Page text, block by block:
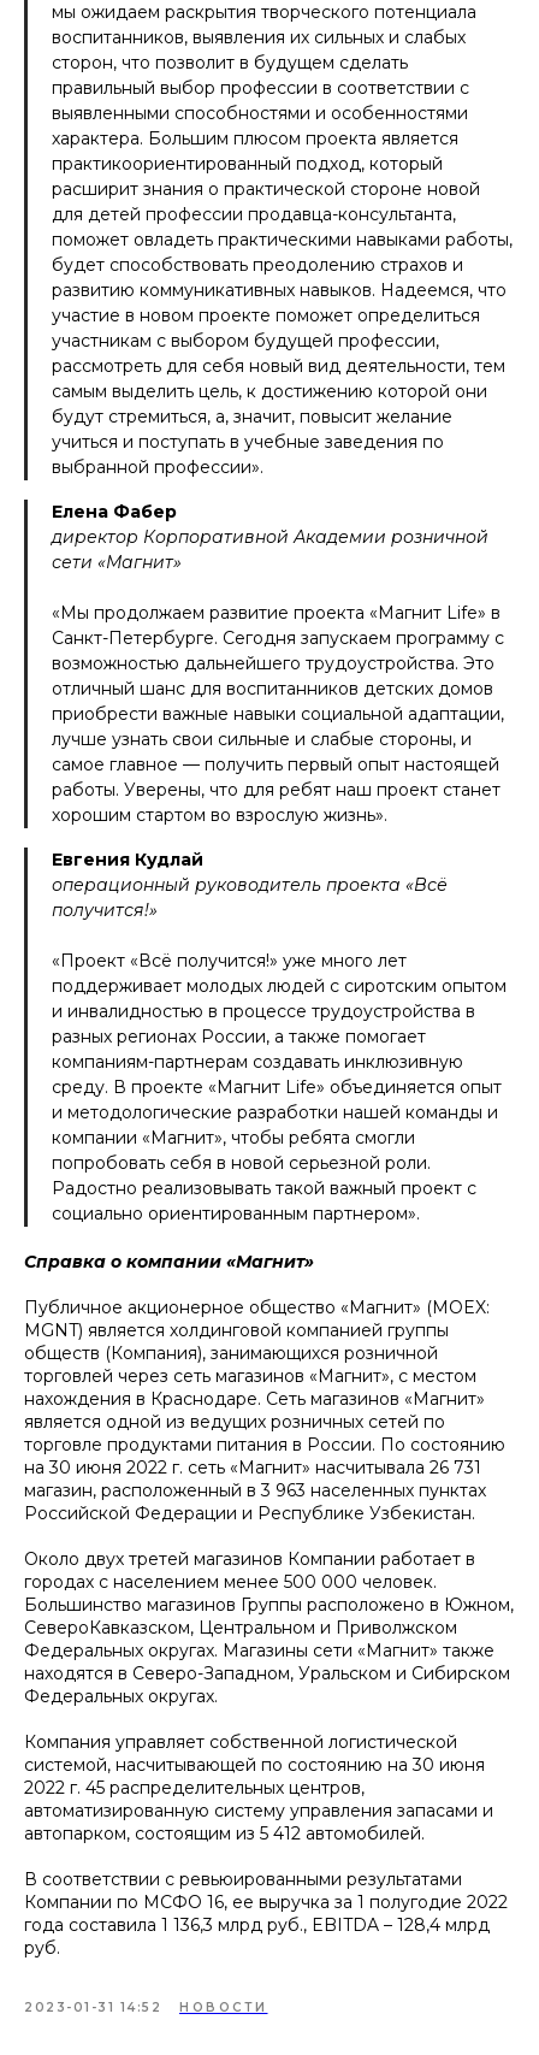
мы ожидаем раскрытия творческого потенциала
воспитанников, выявления их сильных и слабых
сторон, что позволит в будущем сделать
правильный выбор профессии в соответствии с
выявленными способностями и особенностями
характера. Большим плюсом проекта является
практикоориентированный подход, который
расширит знания о практической стороне новой
для детей профессии продавца-консультанта,
поможет овладеть практическими навыками работы,
будет способствовать преодолению страхов и
развитию коммуникативных навыков. Надеемся, что
участие в новом проекте поможет определиться
участникам с выбором будущей профессии,
рассмотреть для себя новый вид деятельности, тем
самым выделить цель, к достижению которой они
будут стремиться, а, значит, повысит желание
учиться и поступать в учебные заведения по
выбранной профессии».
Елена Фабер
директор Корпоративной Академии розничной
сети «Магнит»
«Мы продолжаем развитие проекта «Магнит Life» в
Санкт-Петербурге. Сегодня запускаем программу с
возможностью дальнейшего трудоустройства. Это
отличный шанс для воспитанников детских домов
приобрести важные навыки социальной адаптации,
лучше узнать свои сильные и слабые стороны, и
самое главное — получить первый опыт настоящей
работы. Уверены, что для ребят наш проект станет
хорошим стартом во взрослую жизнь».
Евгения Кудлай
операционный руководитель проекта «Всё
получится!»
«Проект «Всё получится!» уже много лет
поддерживает молодых людей с сиротским опытом
и инвалидностью в процессе трудоустройства в
разных регионах России, а также помогает
компаниям-партнерам создавать инклюзивную
среду. В проекте «Магнит Life» объединяется опыт
и методологические разработки нашей команды и
компании «Магнит», чтобы ребята смогли
попробовать себя в новой серьезной роли.
Радостно реализовывать такой важный проект с
социально ориентированным партнером».
Справка о компании «Магнит»
Публичное акционерное общество «Магнит» (MOEX:
MGNT) является холдинговой компанией группы
обществ (Компания), занимающихся розничной
торговлей через сеть магазинов «Магнит», с местом
нахождения в Краснодаре. Сеть магазинов «Магнит»
является одной из ведущих розничных сетей по
торговле продуктами питания в России. По состоянию
на 30 июня 2022 г. сеть «Магнит» насчитывала 26 731
магазин, расположенный в 3 963 населенных пунктах
Российской Федерации и Республике Узбекистан.
Около двух третей магазинов Компании работает в
городах с населением менее 500 000 человек.
Большинство магазинов Группы расположено в Южном,
СевероКавказском, Центральном и Приволжском
Федеральных округах. Магазины сети «Магнит» также
находятся в Северо-Западном, Уральском и Сибирском
Федеральных округах.
Компания управляет собственной логистической
системой, насчитывающей по состоянию на 30 июня
2022 г. 45 распределительных центров,
автоматизированную систему управления запасами и
автопарком, состоящим из 5 412 автомобилей.
В соответствии с ревьюированными результатами
Компании по МСФО 16, ее выручка за 1 полугодие 2022
года составила 1 136,3 млрд руб., EBITDA – 128,4 млрд
руб.
2023-01-31 14:52 НОВОСТИ